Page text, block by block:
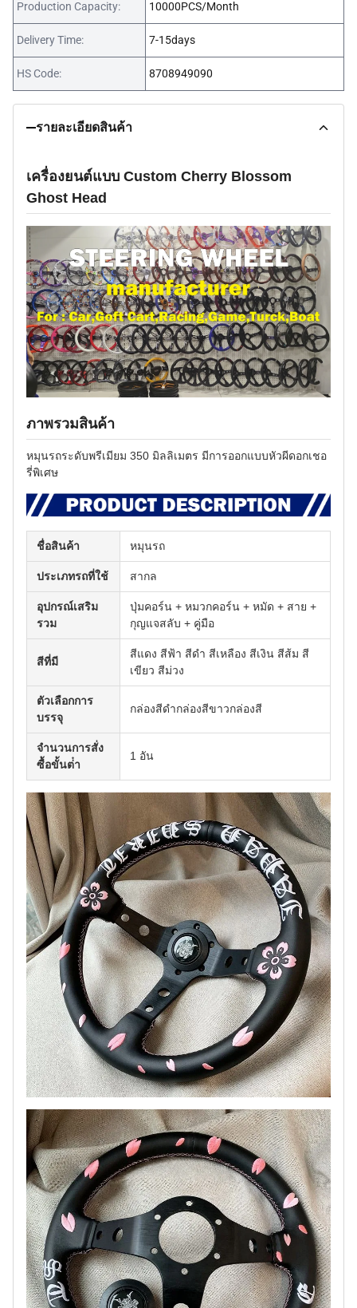
Production Capacity: 10000PCS/Month
Delivery Time: 7-15days
HS Code: 8708949090
รายละเอียดสินค้า
เครื่องยนต์แบบ Custom Cherry Blossom
Ghost Head
ภาพรวมสินค้า
หมุนรถระดับพรีเมียม 350 มิลลิเมตร มีการออกแบบหัวผีดอกเชอ
รี่พิเศษ
ชื่อสินค้า หมุนรถ
ประเภทรถที่ใช้ สากล
อุปกรณ์เสริม
รวม
ปุ่มคอร์น + หมวกคอร์น + หมัด + สาย +
กุญแจสลับ + คู่มือ
สีที่มี
สีแดง สีฟ้า สีดํา สีเหลือง สีเงิน สีส้ม สี
เขียว สีม่วง
ตัวเลือกการ
บรรจุ
กล่องสีดํากล่องสีขาวกล่องสี
จํานวนการสั่ง
ซื้อขั้นต่ํา
1 อัน